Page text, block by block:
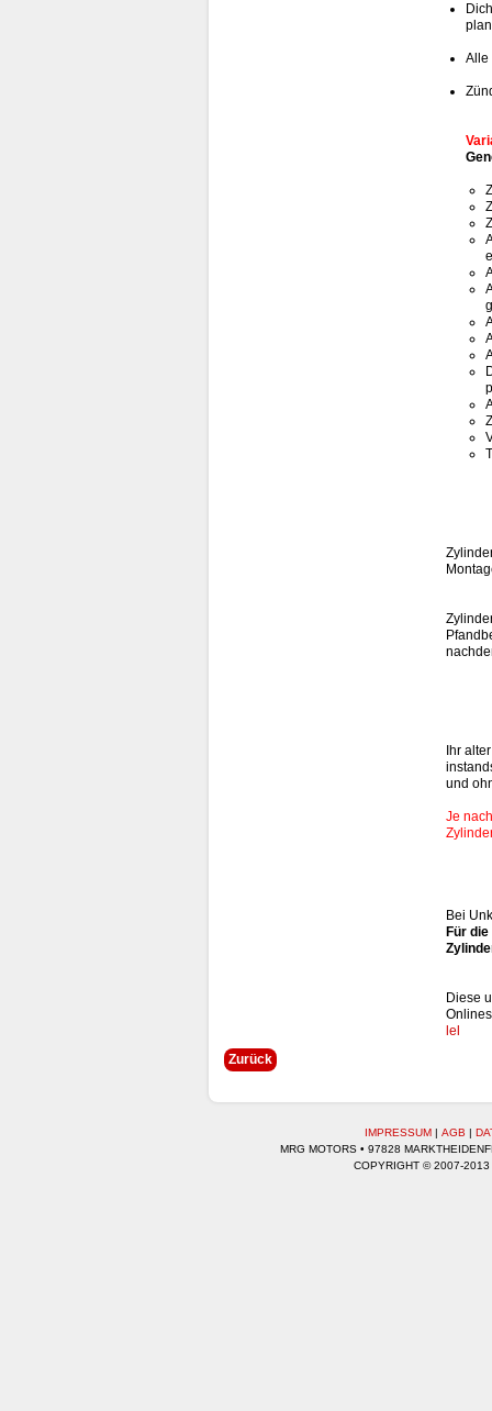
Alle
Ihr
und
Je
Bei
Für
Diese
lel
Zurück
IMPRESSUM | AGB |
MRG MOTORS • 97828
COPYRIGHT © 2007-2013